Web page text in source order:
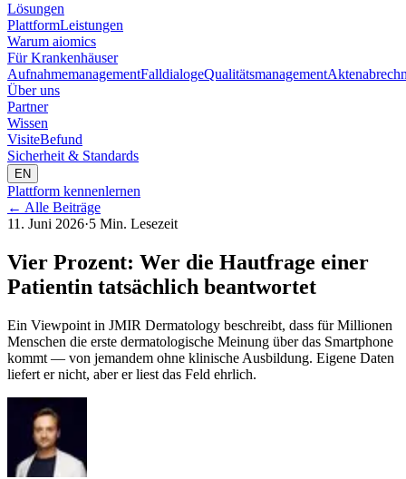
Lösungen
PlattformLeistungen
Warum aiomics
Für Krankenhäuser
AufnahmemanagementFalldialogeQualitätsmanagement
Über uns
Partner
Wissen
VisiteBefund
Sicherheit & Standards
EN
Plattform kennenlernen
← Alle Beiträge
11. Juni 2026·5 Min. Lesezeit
Vier Prozent: Wer die Hautfrage einer
Patientin tatsächlich beantwortet
Ein Viewpoint in JMIR Dermatology beschreibt, dass für Millionen
Menschen die erste dermatologische Meinung über das Smartphone
kommt — von jemandem ohne klinische Ausbildung. Eigene Daten
liefert er nicht, aber er liest das Feld ehrlich.